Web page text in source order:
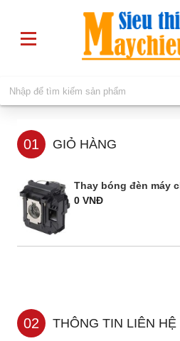
01 GIỎ HÀNG
Thay bóng đèn máy
0 VNĐ
02 THÔNG TIN LIÊN HỆ